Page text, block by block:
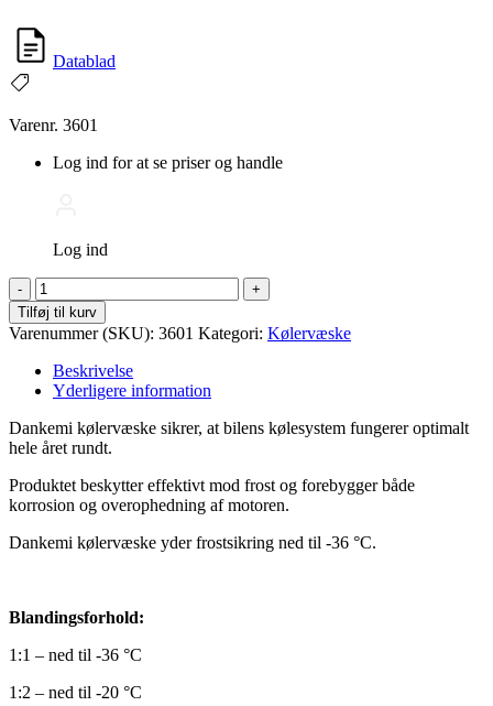
Datablad
Varenr. 3601
Log ind for at se priser og handle
Log ind
-
Longlife
30
Rød
1,0L
antal
+
Tilføj til kurv
Varenummer (SKU): 3601 Kategori: Kølervæske
Beskrivelse
Yderligere information
Dankemi kølervæske sikrer, at bilens kølesystem fungerer optimalt
hele året rundt.
Produktet beskytter effektivt mod frost og forebyggerbåde
korrosion og overophedning af motoren.
Dankemi kølervæske yder frostsikring ned til -36 °C.
Blandingsforhold:
1:1 – ned til -36 °C
1:2 – ned til -20 °C